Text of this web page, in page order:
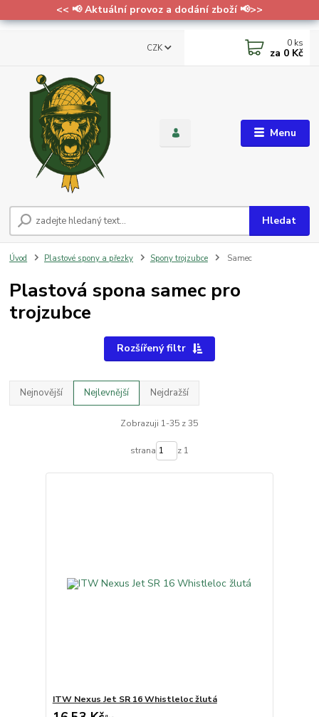
<< 📢 Aktuální provoz a dodání zboží 📢>>
Menu
CZK
Hledat
0 ks
za 0 Kč
Úvod Plastové spony a přezky Spony trojzubce Samec
Plastová spona samec pro
trojzubce
Rozšířený filtr
Nejnovější Nejlevnější Nejdražší
Zobrazuji 1-35 z 35
strana z 1
ITW Nexus Jet SR 16 Whistleloc žlutá